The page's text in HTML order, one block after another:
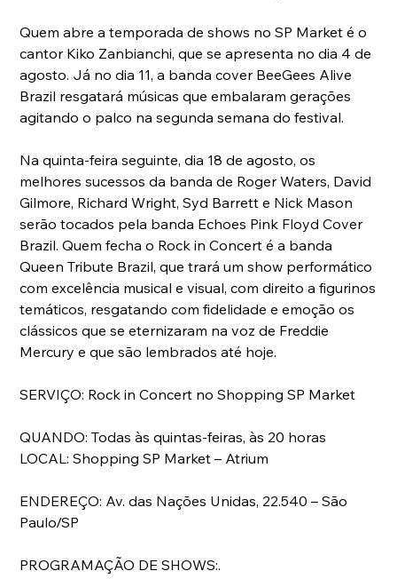
Quem abre a temporada de shows no SP Market é o
cantor Kiko Zanbianchi, que se apresenta no dia 4 de
agosto. Já no dia 11, a banda cover BeeGees Alive
Brazil resgatará músicas que embalaram gerações
agitando o palco na segunda semana do festival.
Na quinta-feira seguinte, dia 18 de agosto, os
melhores sucessos da banda de Roger Waters, David
Gilmore, Richard Wright, Syd Barrett e Nick Mason
serão tocados pela banda Echoes Pink Floyd Cover
Brazil. Quem fecha o Rock in Concert é a banda
Queen Tribute Brazil, que trará um show performático
com excelência musical e visual, com direito a figurinos
temáticos, resgatando com fidelidade e emoção os
clássicos que se eternizaram na voz de Freddie
Mercury e que são lembrados até hoje.
SERVIÇO: Rock in Concert no Shopping SP Market
QUANDO: Todas às quintas-feiras, às 20 horas
LOCAL: Shopping SP Market – Atrium
ENDEREÇO: Av. das Nações Unidas, 22.540 – São
Paulo/SP
PROGRAMAÇÃO DE SHOWS:.